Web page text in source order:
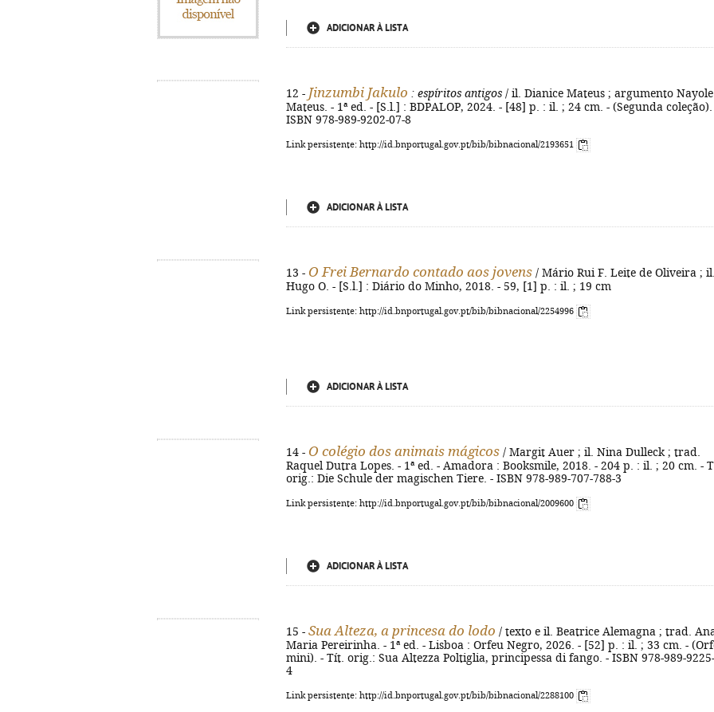
ADICIONAR À LISTA
12 - Jinzumbi Jakulo : espíritos antigos / il. Dianice Mateus ; argumento Nayole
Mateus. - 1ª ed. - [S.l.] : BDPALOP, 2024. - [48] p. : il. ; 24 cm. - (Segunda coleção).
ISBN 978-989-9202-07-8
Link persistente: http://id.bnportugal.gov.pt/bib/bibnacional/2193651
ADICIONAR À LISTA
13 - O Frei Bernardo contado aos jovens / Mário Rui F. Leite de Oliveira ; il.
Hugo O. - [S.l.] : Diário do Minho, 2018. - 59, [1] p. : il. ; 19 cm
Link persistente: http://id.bnportugal.gov.pt/bib/bibnacional/2254996
ADICIONAR À LISTA
14 - O colégio dos animais mágicos / Margit Auer ; il. Nina Dulleck ; trad.
Raquel Dutra Lopes. - 1ª ed. - Amadora : Booksmile, 2018. - 204 p. : il. ; 20 cm. -
orig.: Die Schule der magischen Tiere. - ISBN 978-989-707-788-3
Link persistente: http://id.bnportugal.gov.pt/bib/bibnacional/2009600
ADICIONAR À LISTA
15 - Sua Alteza, a princesa do lodo / texto e il. Beatrice Alemagna ; trad.
Maria Pereirinha. - 1ª ed. - Lisboa : Orfeu Negro, 2026. - [52] p. : il. ; 33 cm. -
mini). - Tít. orig.: Sua Altezza Poltiglia, principessa di fango. - ISBN 978-989-
4
Link persistente: http://id.bnportugal.gov.pt/bib/bibnacional/2288100